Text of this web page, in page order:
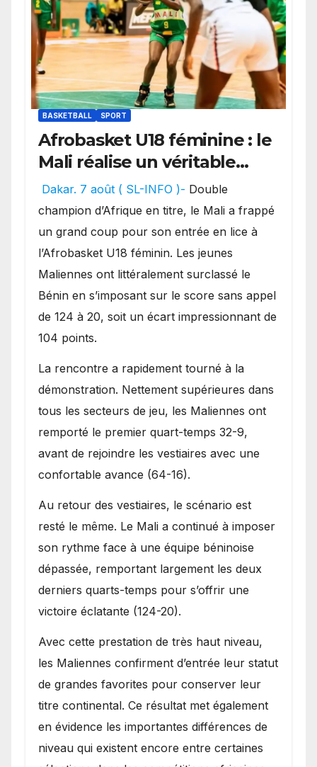
BASKETBALL SPORT
Afrobasket U18 féminine : le
Mali réalise un véritable
festival offensif et inflige
une lourde défaite au
Bénin.
Dakar. 7 août ( SL-INFO )- Double
champion d’Afrique en titre, le Mali a frappé
un grand coup pour son entrée en lice à
l’Afrobasket U18 féminin. Les jeunes
Maliennes ont littéralement surclassé le
Bénin en s’imposant sur le score sans appel
de 124 à 20, soit un écart impressionnant de
104 points.
La rencontre a rapidement tourné à la
démonstration. Nettement supérieures dans
tous les secteurs de jeu, les Maliennes ont
remporté le premier quart-temps 32-9,
avant de rejoindre les vestiaires avec une
confortable avance (64-16).
Au retour des vestiaires, le scénario est
resté le même. Le Mali a continué à imposer
son rythme face à une équipe béninoise
dépassée, remportant largement les deux
derniers quarts-temps pour s’offrir une
victoire éclatante (124-20).
Avec cette prestation de très haut niveau,
les Maliennes confirment d’entrée leur statut
de grandes favorites pour conserver leur
titre continental. Ce résultat met également
en évidence les importantes différences de
niveau qui existent encore entre certaines